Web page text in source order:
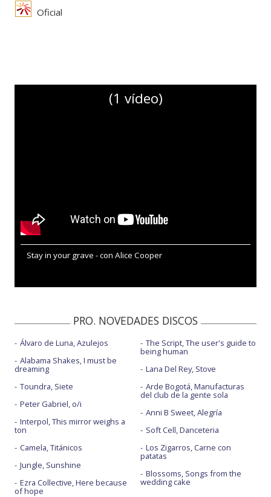
Oficial
(1 vídeo)
Stay in your grave - con Alice Cooper
PRO. NOVEDADES DISCOS
Álvaro de Luna, Azulejos
Alabama Shakes, I must be
dreaming
Toundra, Siete
Peter Gabriel, o/i
Interpol, This mirror weighs a
ton
Camela, Titánicos
Jungle, Sunshine
Ezra Collective, Here because
of hope
The Script, The user's guide to
being human
Lana Del Rey, Stove
Arde Bogotá, Manufacturas
del club de la gente sola
Anni B Sweet, Alegría
Soft Cell, Danceteria
Los Zigarros, Carne con
patatas
Blossoms, Songs from the
wedding cake